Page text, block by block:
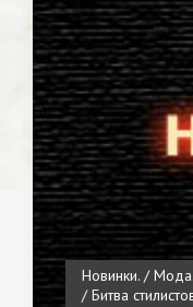
Новинки. /
/ Битва